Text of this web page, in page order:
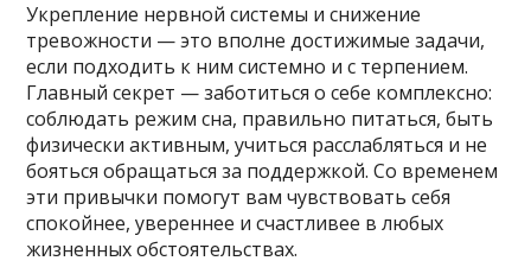
Укрепление нервной системы и снижение
тревожности — это вполне достижимые задачи,
если подходить к ним системно и с терпением.
Главный секрет — заботиться о себе комплексно:
соблюдать режим сна, правильно питаться, быть
физически активным, учиться расслабляться и не
бояться обращаться за поддержкой. Со временем
эти привычки помогут вам чувствовать себя
спокойнее, увереннее и счастливее в любых
жизненных обстоятельствах.